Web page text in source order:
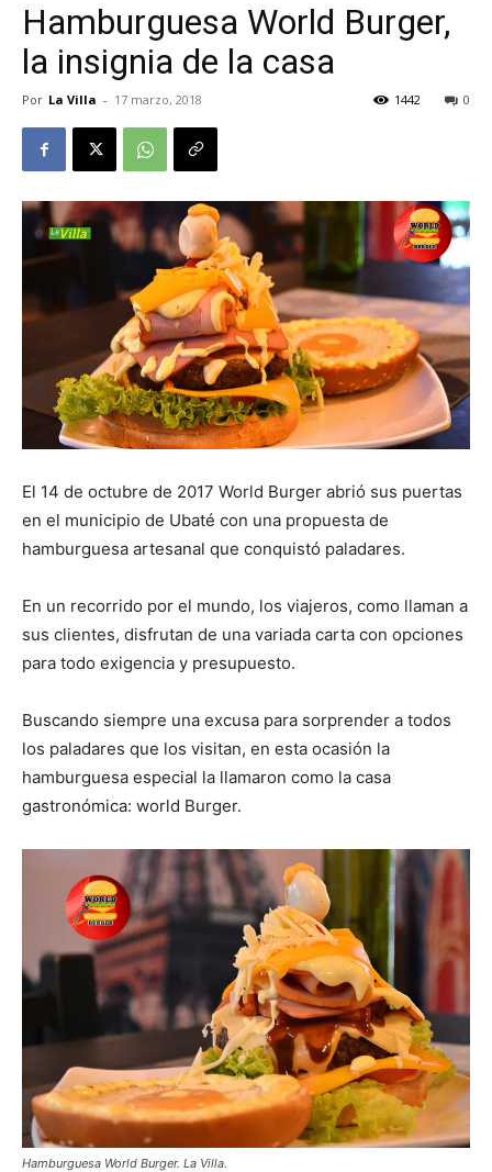
Hamburguesa World Burger,
la insignia de la casa
Por La Villa - 17 marzo, 2018 0
1442
El 14 de octubre de 2017 World Burger abrió sus puertas
en el municipio de Ubaté con una propuesta de
hamburguesa artesanal que conquistó paladares.
En un recorrido por el mundo, los viajeros, como llaman a
sus clientes, disfrutan de una variada carta con opciones
para todo exigencia y presupuesto.
Buscando siempre una excusa para sorprender a todos
los paladares que los visitan, en esta ocasión la
hamburguesa especial la llamaron como la casa
gastronómica: world Burger.
Hamburguesa World Burger. La Villa.